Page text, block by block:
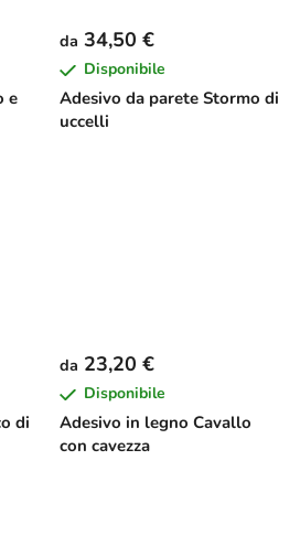
e
Adesivo da parete Stormo di
uccelli
da 34,50 €
Disponibile
di
Adesivo in legno Cavallo
con cavezza
da 23,20 €
Disponibile